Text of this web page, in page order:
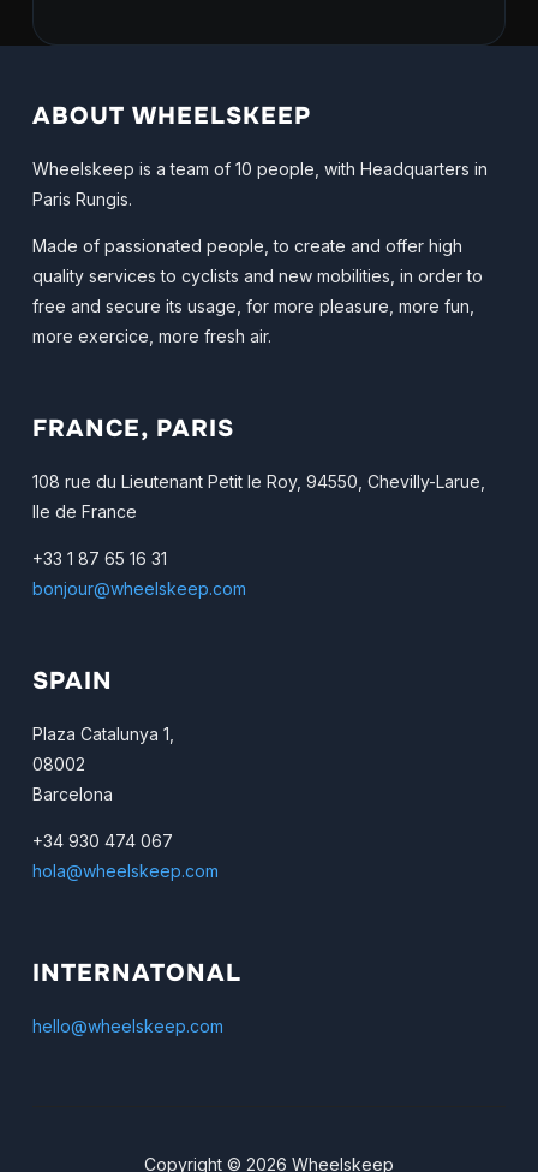
ABOUT WHEELSKEEP
Wheelskeep is a team of 10 people, with Headquarters in
Paris Rungis.
Made of passionated people, to create and offer high
quality services to cyclists and new mobilities, in order to
free and secure its usage, for more pleasure, more fun,
more exercice, more fresh air.
FRANCE, PARIS
108 rue du Lieutenant Petit le Roy, 94550, Chevilly-Larue,
Ile de France
+33 1 87 65 16 31
bonjour@wheelskeep.com
SPAIN
Plaza Catalunya 1,
08002
Barcelona
+34 930 474 067
hola@wheelskeep.com
INTERNATONAL
hello@wheelskeep.com
Copyright © 2026 Wheelskeep